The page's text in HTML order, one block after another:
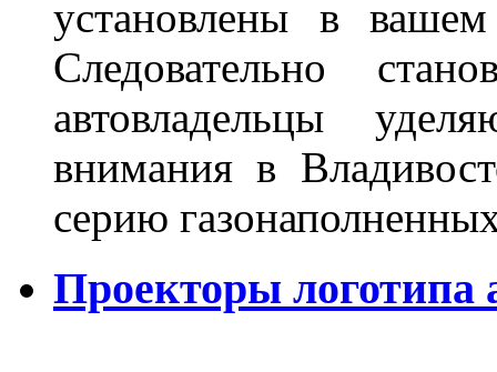
установлены в
Следовательно
автовладельцы
внимания в
серию
Проекторы логотипа